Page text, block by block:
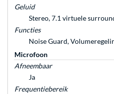
Geluid
Stereo, 7.1 virtuele
Functies
Noise Guard,
Microfoon
Afneembaar
Ja
Frequentiebereik